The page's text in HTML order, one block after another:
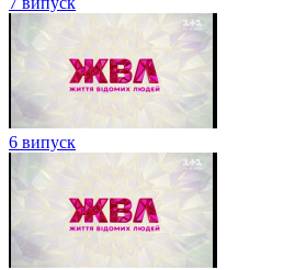
6 випуск